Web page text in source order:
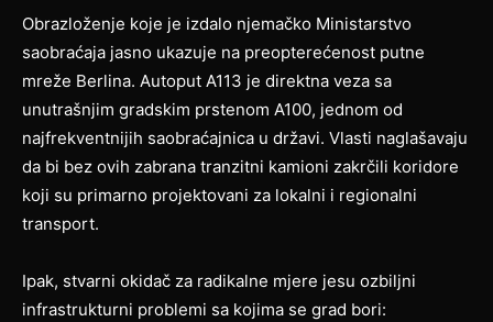
Obrazloženje koje je izdalo njemačko Ministarstvo
saobraćaja jasno ukazuje na preopterećenost putne
mreže Berlina. Autoput A113 je direktna veza sa
unutrašnjim gradskim prstenom A100, jednom od
najfrekventnijih saobraćajnica u državi. Vlasti naglašavaju
da bi bez ovih zabrana tranzitni kamioni zakrčili koridore
koji su primarno projektovani za lokalni i regionalni
transport.
Ipak, stvarni okidač za radikalne mjere jesu ozbiljni
infrastrukturni problemi sa kojima se grad bori: